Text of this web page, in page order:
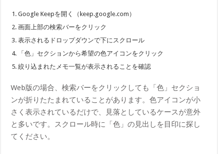
Google Keepを開く（keep.google.com）
画面上部の検索バーをクリック
表示されるドロップダウンで下にスクロール
「色」セクションから希望の色アイコンをクリック
絞り込まれたメモ一覧が表示されることを確認
Web版の場合、検索バーをクリックしても「色」セクショ
ンが折りたたまれていることがあります。色アイコンが小
さく表示されているだけで、見落としているケースが意外
と多いです。スクロール時に「色」の見出しを目印に探し
てください。